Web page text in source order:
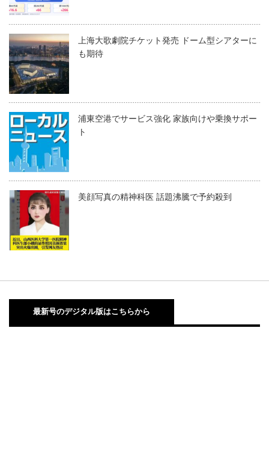
上海大歌劇院チケット発売 ドーム型シアターに
も期待
浦東空港でサービス強化 家族向けや乗換サポー
ト
美顔写真の精神科医 話題沸騰で予約殺到
最新号のデジタル版はこちらから